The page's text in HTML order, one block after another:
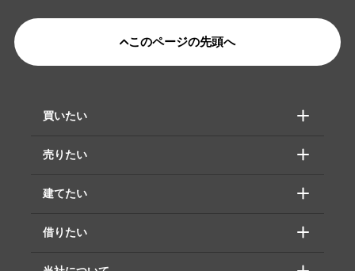
このページの先頭へ
買いたい
売りたい
建てたい
借りたい